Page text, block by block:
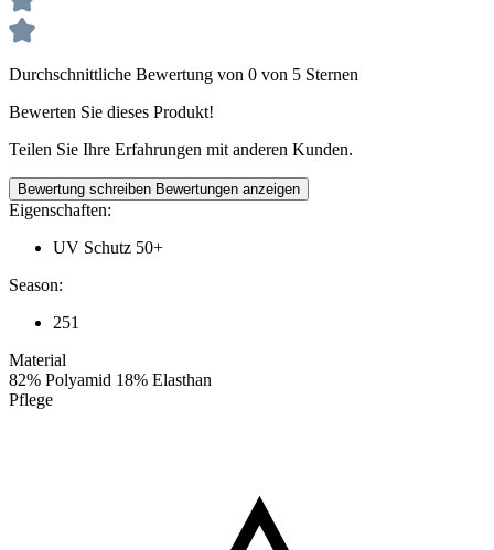
Durchschnittliche Bewertung von 0 von 5 Sternen
Bewerten Sie dieses Produkt!
Teilen Sie Ihre Erfahrungen mit anderen Kunden.
Bewertung schreiben Bewertungen anzeigen
Eigenschaften:
UV Schutz 50+
Season:
251
Material
82% Polyamid 18% Elasthan
Pflege